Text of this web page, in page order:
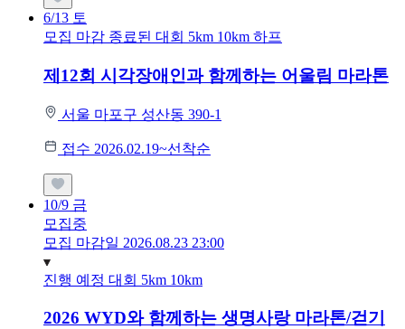
6/13 토
모집 마감 종료된 대회 5km 10km 하프
제12회 시각장애인과 함께하는 어울림 마라톤
서울 마포구 성산동 390-1
접수 2026.02.19~선착순
10/9 금
모집중
모집 마감일 2026.08.23 23:00
진행 예정 대회 5km 10km
2026 WYD와 함께하는 생명사랑 마라톤/걷기